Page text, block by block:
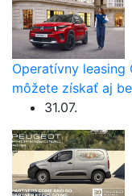
Operatívny
môžete získať aj
31.07.